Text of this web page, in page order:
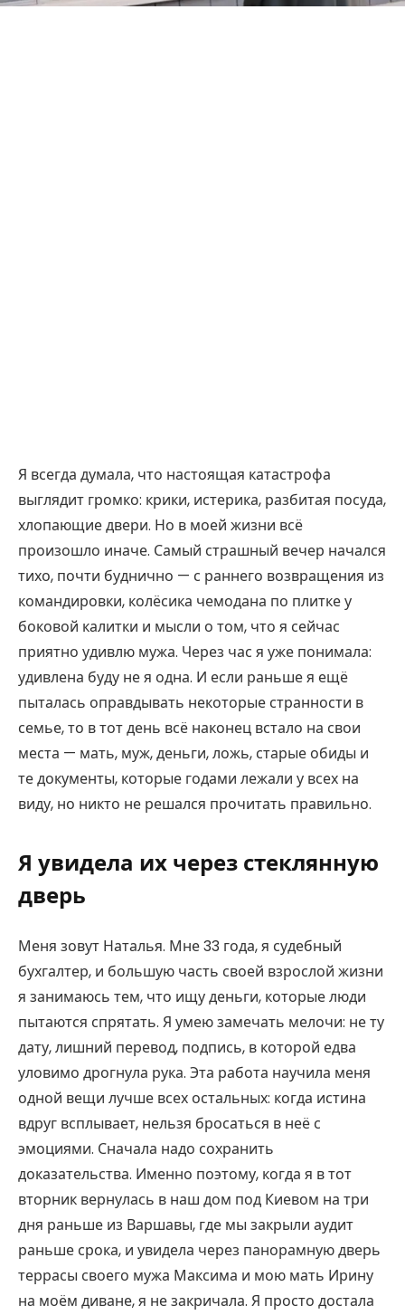
Я всегда думала, что настоящая катастрофа
выглядит громко: крики, истерика, разбитая посуда,
хлопающие двери. Но в моей жизни всё
произошло иначе. Самый страшный вечер начался
тихо, почти буднично — с раннего возвращения из
командировки, колёсика чемодана по плитке у
боковой калитки и мысли о том, что я сейчас
приятно удивлю мужа. Через час я уже понимала:
удивлена буду не я одна. И если раньше я ещё
пыталась оправдывать некоторые странности в
семье, то в тот день всё наконец встало на свои
места — мать, муж, деньги, ложь, старые обиды и
те документы, которые годами лежали у всех на
виду, но никто не решался прочитать правильно.
Я увидела их через стеклянную
дверь
Меня зовут Наталья. Мне 33 года, я судебный
бухгалтер, и большую часть своей взрослой жизни
я занимаюсь тем, что ищу деньги, которые люди
пытаются спрятать. Я умею замечать мелочи: не ту
дату, лишний перевод, подпись, в которой едва
уловимо дрогнула рука. Эта работа научила меня
одной вещи лучше всех остальных: когда истина
вдруг всплывает, нельзя бросаться в неё с
эмоциями. Сначала надо сохранить
доказательства. Именно поэтому, когда я в тот
вторник вернулась в наш дом под Киевом на три
дня раньше из Варшавы, где мы закрыли аудит
раньше срока, и увидела через панорамную дверь
террасы своего мужа Максима и мою мать Ирину
на моём диване, я не закричала. Я просто достала